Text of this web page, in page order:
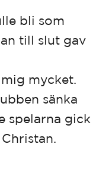
bli som
till slut gav
mycket.
sänka
spelarna gick